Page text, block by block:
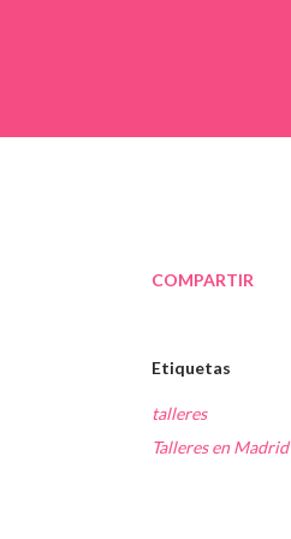
COMPARTIR
Etiquetas
talleres
Talleres en Madrid